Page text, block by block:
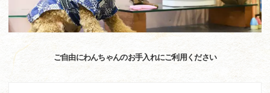
ご自由にわんちゃんのお手入れにご利用ください